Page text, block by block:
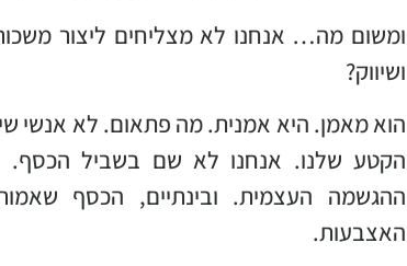
ומשום מה… אנחנו לא מצליחים ליצור
ושיווק?
הוא מאמן. היא אמנית. מה פתאום. לא אנשי
הקטע שלנו. אנחנו לא שם בשביל
ההגשמה העצמית. ובינתיים, הכסף
האצבעות.